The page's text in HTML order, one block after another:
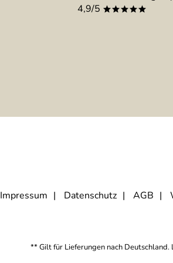
4,9/5 *****
Impressum Datenschutz AGB
** Gilt für Lieferungen nach